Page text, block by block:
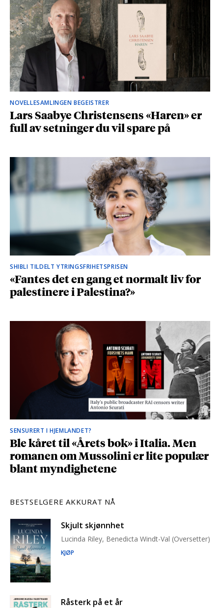
NOVELLESAMLINGEN BEGEISTRER
Lars Saabye Christensens «Haren» er
full av setninger du vil spare på
SHIBLI TILDELT YTRINGSFRIHETSPRISEN
«Fantes det en gang et normalt liv for
palestinere i Palestina?»
SENSURERT I HJEMLANDET?
Ble kåret til «Årets bok» i Italia. Men
romanen om Mussolini er lite populær
blant myndighetene
BESTSELGERE AKKURAT NÅ
Skjult skjønnhet
Lucinda Riley, Benedicta Windt-Val (Oversetter)
KJØP
Råsterk på et år